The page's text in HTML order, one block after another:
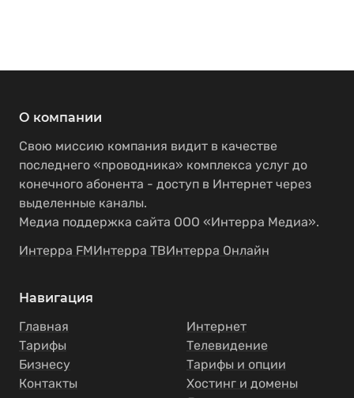
О компании
Свою миссию компания видит в качестве
последнего «проводника» комплекса услуг до
конечного абонента - доступ в Интернет через
выделенные каналы.
Медиа поддержка сайта ООО «Интерра Медиа».
Интерра FMИнтерра ТВИнтерра Онлайн
Навигация
Главная
Тарифы
Бизнесу
Контакты
Интернет
Телевидение
Тарифы и опции
Хостинг и домены